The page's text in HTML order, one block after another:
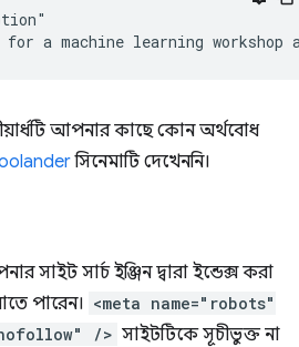
আপনার কাছে কোন অর্থবোধ
সিনেমাটি দেখেননি।
সাইট সার্চ ইঞ্জিন দ্বারা ইন্ডেক্স করা
পারেন। <meta name="robots"
/> সাইটটিকে সূচীভুক্ত না